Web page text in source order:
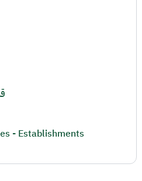
- Establishments